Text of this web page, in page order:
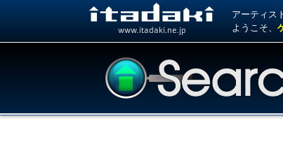
www.itadaki.ne.jp
アーティス
ようこそ、